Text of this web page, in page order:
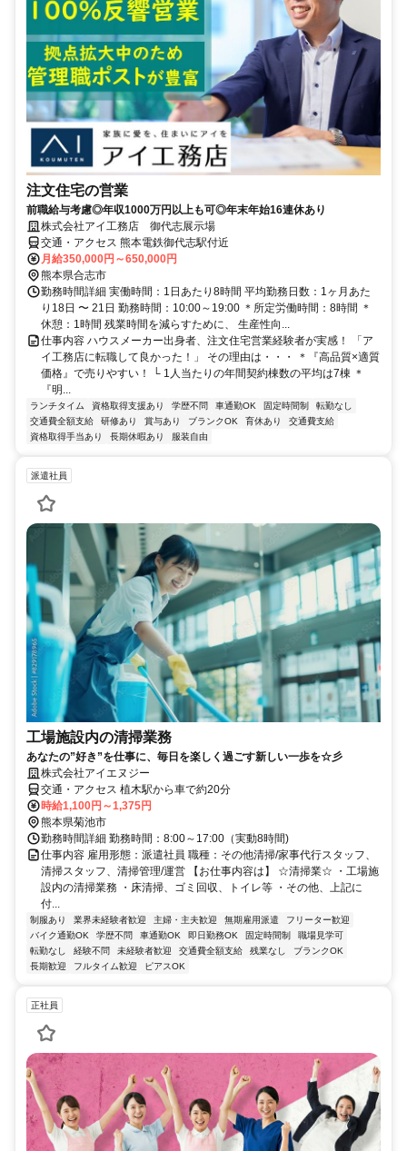
注文住宅の営業
前職給与考慮◎年収1000万円以上も可◎年末年始16連休あり
株式会社アイ工務店 御代志展示場
交通・アクセス 熊本電鉄御代志駅付近
月給350,000円～650,000円
熊本県合志市
勤務時間詳細 実働時間：1日あたり8時間 平均勤務日数：1ヶ月あた
り18日 〜 21日 勤務時間：10:00～19:00 ＊所定労働時間：8時間 ＊
休憩：1時間 残業時間を減らすために、 生産性向...
仕事内容 ハウスメーカー出身者、注文住宅営業経験者が実感！ 「ア
イ工務店に転職して良かった！」 その理由は・・・ ＊『高品質×適質
価格』で売りやすい！ └ 1人当たりの年間契約棟数の平均は7棟 ＊
『明...
ランチタイム 資格取得支援あり 学歴不問 車通勤OK 固定時間制
転勤なし
交通費全額支給
研修あり 賞与あり ブランクOK 育休あり
交通費支給
資格取得手当あり
長期休暇あり 服装自由
派遣社員
工場施設内の清掃業務
あなたの”好き”を仕事に、毎日を楽しく過ごす新しい一歩を☆彡
株式会社アイエヌジー
交通・アクセス 植木駅から車で約20分
時給1,100円～1,375円
熊本県菊池市
勤務時間詳細 勤務時間：8:00～17:00（実動8時間)
仕事内容 雇用形態：派遣社員 職種：その他清掃/家事代行スタッフ、
清掃スタッフ、清掃管理/運営 【お仕事内容は】 ☆清掃業☆ ・工場施
設内の清掃業務 ・床清掃、ゴミ回収、トイレ等 ・その他、上記に
付...
制服あり 業界未経験者歓迎 主婦・主夫歓迎 無期雇用派遣
フリーター歓迎
バイク通勤OK
学歴不問 車通勤OK 即日勤務OK 固定時間制
職場見学可
転勤なし
経験不問 未経験者歓迎 交通費全額支給 残業なし
ブランクOK
長期歓迎
フルタイム歓迎 ピアスOK
正社員